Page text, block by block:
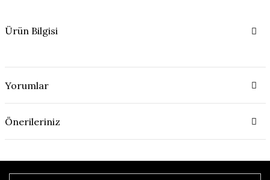
Ürün Bilgisi
Yorumlar
Önerileriniz